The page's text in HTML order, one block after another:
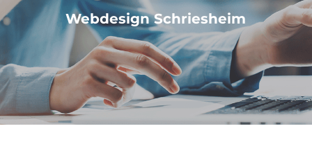
Webdesign Schriesheim